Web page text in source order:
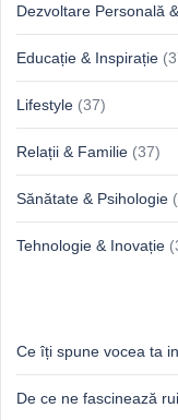
Dezvoltare Personală
Educație & Inspirație
Lifestyle (37)
Relații & Familie (37)
Sănătate & Psihologie
Tehnologie & Inovație
Ce îți spune vocea ta
De ce ne fascinează